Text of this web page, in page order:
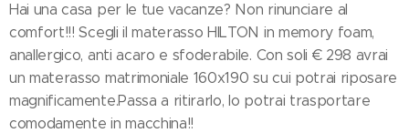
Hai una casa per le tue vacanze? Non rinunciare al
comfort!!! Scegli il materasso HILTON in memory foam,
anallergico, anti acaro e sfoderabile. Con soli € 298 avrai
un materasso matrimoniale 160x190 su cui potrai riposare
magnificamente.Passa a ritirarlo, lo potrai trasportare
comodamente in macchina!!